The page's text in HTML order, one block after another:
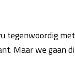
tegenwoordig
Maar we gaan